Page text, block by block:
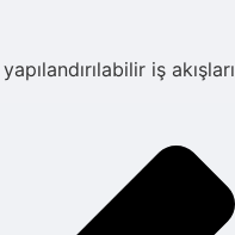
iş akışları